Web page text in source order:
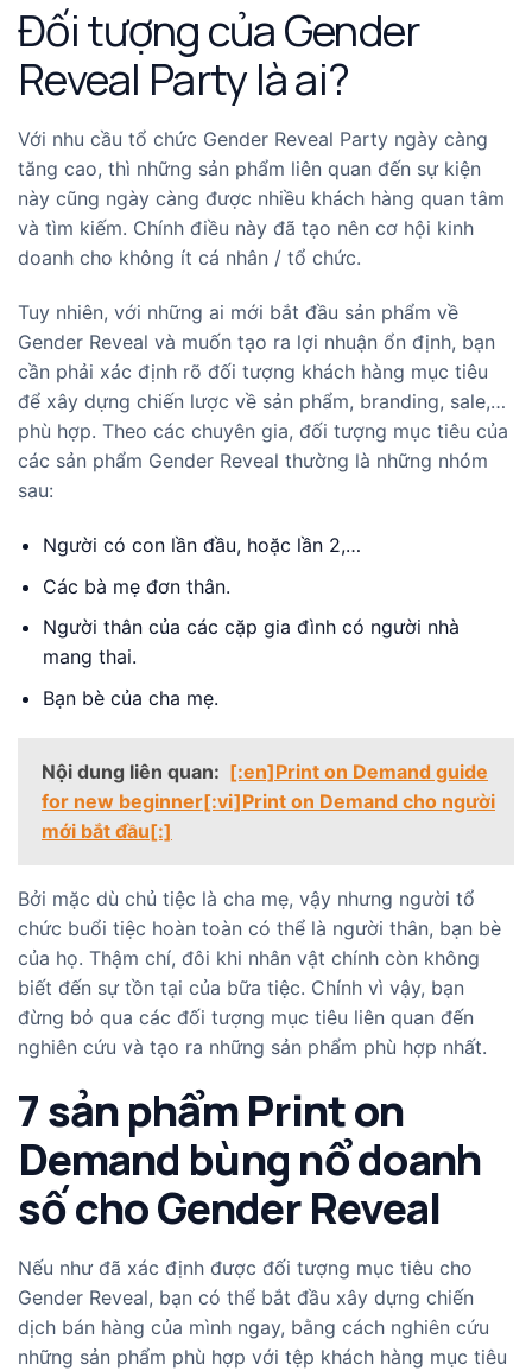
Đối tượng của Gender
Reveal Party là ai?
Với nhu cầu tổ chức Gender Reveal Party ngày càng
tăng cao, thì những sản phẩm liên quan đến sự kiện
này cũng ngày càng được nhiều khách hàng quan tâm
và tìm kiếm. Chính điều này đã tạo nên cơ hội kinh
doanh cho không ít cá nhân / tổ chức.
Tuy nhiên, với những ai mới bắt đầu sản phẩm về
Gender Reveal và muốn tạo ra lợi nhuận ổn định, bạn
cần phải xác định rõ đối tượng khách hàng mục tiêu
để xây dựng chiến lược về sản phẩm, branding, sale,…
phù hợp. Theo các chuyên gia, đối tượng mục tiêu của
các sản phẩm Gender Reveal thường là những nhóm
sau:
Người có con lần đầu, hoặc lần 2,…
Các bà mẹ đơn thân.
Người thân của các cặp gia đình có người nhà
mang thai.
Bạn bè của cha mẹ.
Nội dung liên quan: [:en]Print on Demand guide
for new beginner[:vi]Print on Demand cho người
mới bắt đầu[:]
Bởi mặc dù chủ tiệc là cha mẹ, vậy nhưng người tổ
chức buổi tiệc hoàn toàn có thể là người thân, bạn bè
của họ. Thậm chí, đôi khi nhân vật chính còn không
biết đến sự tồn tại của bữa tiệc. Chính vì vậy, bạn
đừng bỏ qua các đối tượng mục tiêu liên quan đến
nghiên cứu và tạo ra những sản phẩm phù hợp nhất.
7 sản phẩm Print on
Demand bùng nổ doanh
số cho Gender Reveal
Nếu như đã xác định được đối tượng mục tiêu cho
Gender Reveal, bạn có thể bắt đầu xây dựng chiến
dịch bán hàng của mình ngay, bằng cách nghiên cứu
những sản phẩm phù hợp với tệp khách hàng mục tiêu